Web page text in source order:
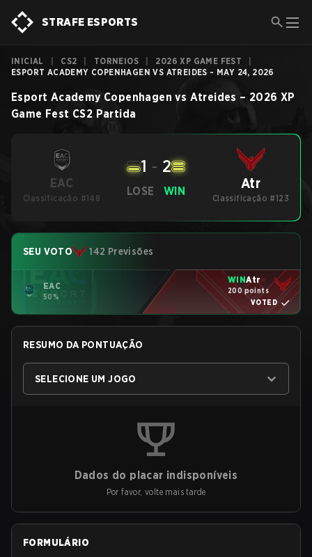
STRAFE ESPORTS
INICIAL CS2 TORNEIOS 2026 XP GAME FEST
ESPORT ACADEMY COPENHAGEN VS ATREIDES - MAY 24, 2026
Esport Academy Copenhagen vs Atreides – 2026 XP
Game Fest CS2 Partida
EAC
Classificação #148
LOSE
1 - 2
WIN Atr
Classificação #123
SEU VOTO 142 Previsões
EAC
50%
WINAtr
200 points
VOTED
RESUMO DA PONTUAÇÃO
SELECIONE UM JOGO
Dados do placar indisponíveis
Por favor, volte mais tarde
FORMULÁRIO